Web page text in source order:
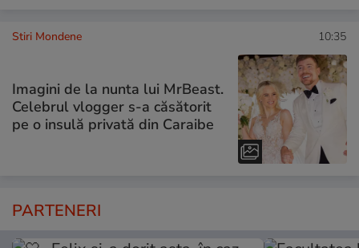
Stiri Mondene 10:35
Imagini de la nunta lui MrBeast.
Celebrul vlogger s-a căsătorit
pe o insulă privată din Caraibe
PARTENERI